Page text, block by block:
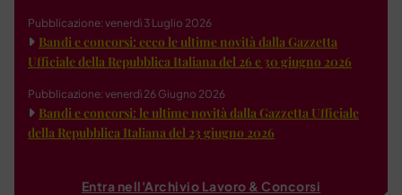
Pubblicazione: venerdì 3 Luglio 2026
Bandi e concorsi: ecco le ultime novità dalla Gazzetta
Ufficiale della Repubblica Italiana del 26 e 30 giugno 2026
Pubblicazione: venerdì 26 Giugno 2026
Bandi e concorsi: le ultime novità dalla Gazzetta Ufficiale
della Repubblica Italiana del 23 giugno 2026
Entra nell'Archivio Lavoro & Concorsi